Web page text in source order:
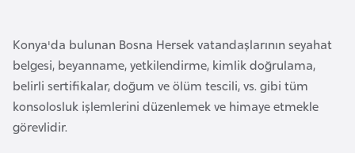
Konya'da bulunan Bosna Hersek vatandaşlarının seyahat
belgesi, beyanname, yetkilendirme, kimlik doğrulama,
belirli sertifikalar, doğum ve ölüm tescili, vs. gibi tüm
konsolosluk işlemlerini düzenlemek ve himaye etmekle
görevlidir.
B